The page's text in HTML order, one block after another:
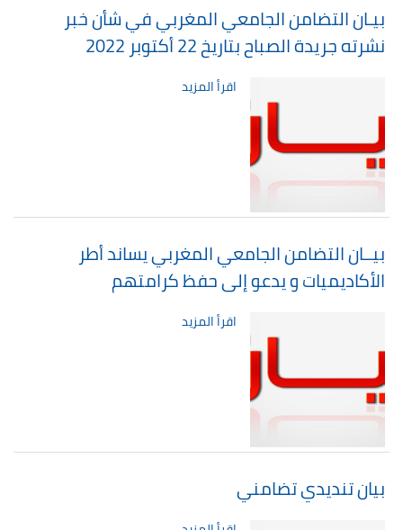
بيـان التضامن الجامعي المغربي في شأن خبر
نشرته جريدة الصباح بتاريخ 22 أكتوبر 2022
اقرأ المزيد
بيــان التضامن الجامعي المغربي يساند أطر
الأكاديميات و يدعو إلى حفظ كرامتهم
اقرأ المزيد
بيان تنديدي تضامني